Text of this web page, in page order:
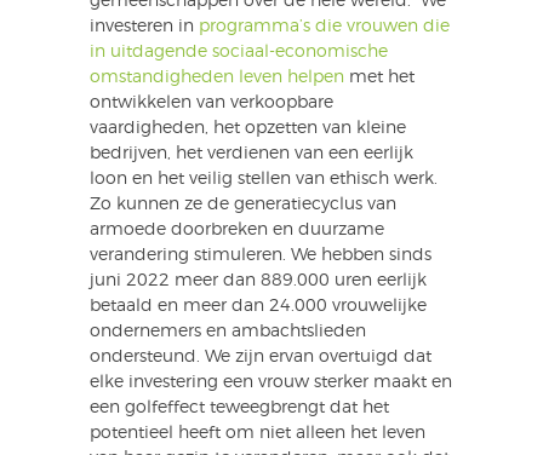
investeren in programma’s die vrouwen die
in uitdagende sociaal-economische
omstandigheden leven helpen met het
ontwikkelen van verkoopbare
vaardigheden, het opzetten van kleine
bedrijven, het verdienen van een eerlijk
loon en het veilig stellen van ethisch werk.
Zo kunnen ze de generatiecyclus van
armoede doorbreken en duurzame
verandering stimuleren. We hebben sinds
juni 2022 meer dan 889.000 uren eerlijk
betaald en meer dan 24.000 vrouwelijke
ondernemers en ambachtslieden
ondersteund. We zijn ervan overtuigd dat
elke investering een vrouw sterker maakt en
een golfeffect teweegbrengt dat het
potentieel heeft om niet alleen het leven